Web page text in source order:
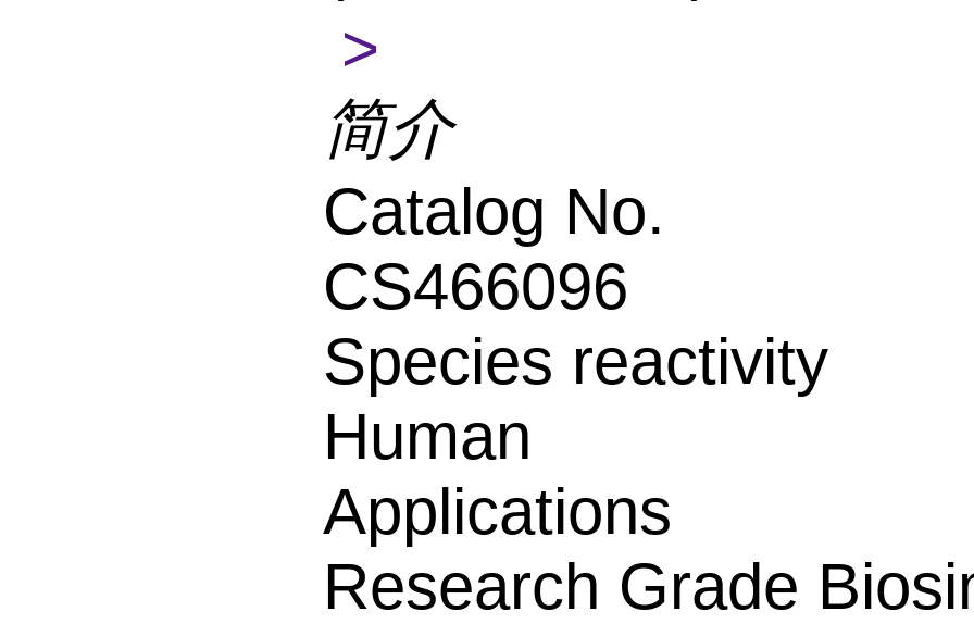
>
简介
Catalog No.
CS466096
Species reactivity
Human
Applications
Research Grade